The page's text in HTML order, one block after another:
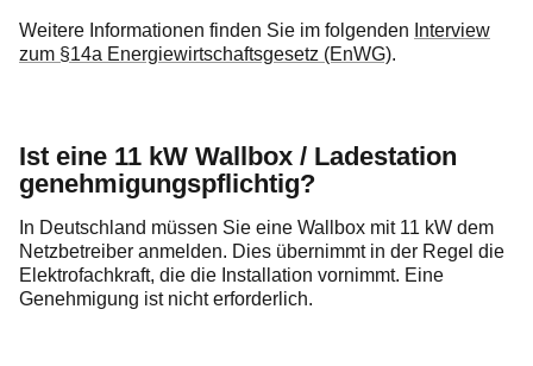
Weitere Informationen finden Sie im folgenden Interview
zum §14a Energiewirtschaftsgesetz (EnWG).
Ist eine 11 kW Wallbox / Ladestation
genehmigungspflichtig?
In Deutschland müssen Sie eine Wallbox mit 11 kW dem
Netzbetreiber anmelden. Dies übernimmt in der Regel die
Elektrofachkraft, die die Installation vornimmt. Eine
Genehmigung ist nicht erforderlich.